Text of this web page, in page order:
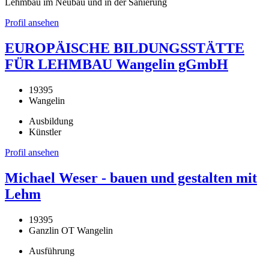
Lehmbau im Neubau und in der Sanierung
Profil ansehen
EUROPÄISCHE BILDUNGSSTÄTTE
FÜR LEHMBAU Wangelin gGmbH
19395
Wangelin
Ausbildung
Künstler
Profil ansehen
Michael Weser - bauen und gestalten mit
Lehm
19395
Ganzlin OT Wangelin
Ausführung